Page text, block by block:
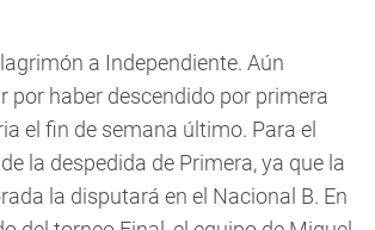
a Independiente. Aún
por haber descendido por primera
el fin de semana último. Para el
la despedida de Primera, ya que la
la disputará en el Nacional B. En